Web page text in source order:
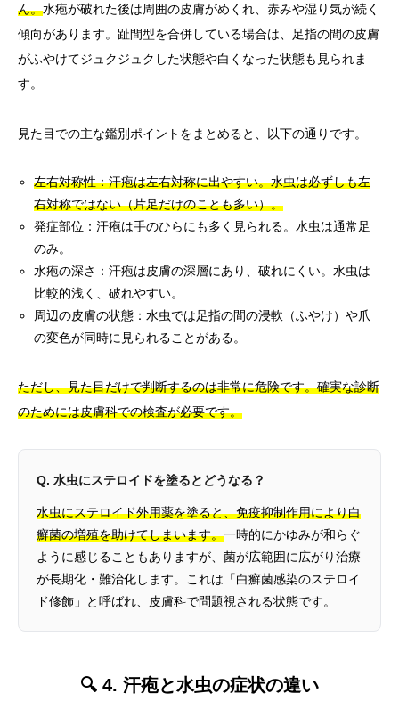
ん。水疱が破れた後は周囲の皮膚がめくれ、赤みや湿り気が続く
傾向があります。趾間型を合併している場合は、足指の間の皮膚
がふやけてジュクジュクした状態や白くなった状態も見られま
す。
見た目での主な鑑別ポイントをまとめると、以下の通りです。
左右対称性：汗疱は左右対称に出やすい。水虫は必ずしも左
右対称ではない（片足だけのことも多い）。
発症部位：汗疱は手のひらにも多く見られる。水虫は通常足
のみ。
水疱の深さ：汗疱は皮膚の深層にあり、破れにくい。水虫は
比較的浅く、破れやすい。
周辺の皮膚の状態：水虫では足指の間の浸軟（ふやけ）や爪
の変色が同時に見られることがある。
ただし、見た目だけで判断するのは非常に危険です。確実な診断
のためには皮膚科での検査が必要です。
Q. 水虫にステロイドを塗るとどうなる？
水虫にステロイド外用薬を塗ると、免疫抑制作用により白
癬菌の増殖を助けてしまいます。一時的にかゆみが和らぐ
ように感じることもありますが、菌が広範囲に広がり治療
が長期化・難治化します。これは「白癬菌感染のステロイ
ド修飾」と呼ばれ、皮膚科で問題視される状態です。
🔍 4. 汗疱と水虫の症状の違い